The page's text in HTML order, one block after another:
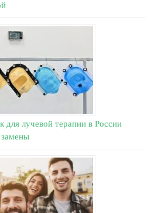
для лучевой терапии в России